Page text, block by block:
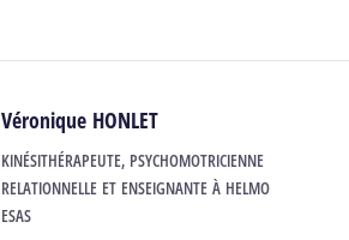
Véronique HONLET
KINÉSITHÉRAPEUTE, PSYCHOMOTRICIENNE
RELATIONNELLE ET ENSEIGNANTE À HELMO
ESAS